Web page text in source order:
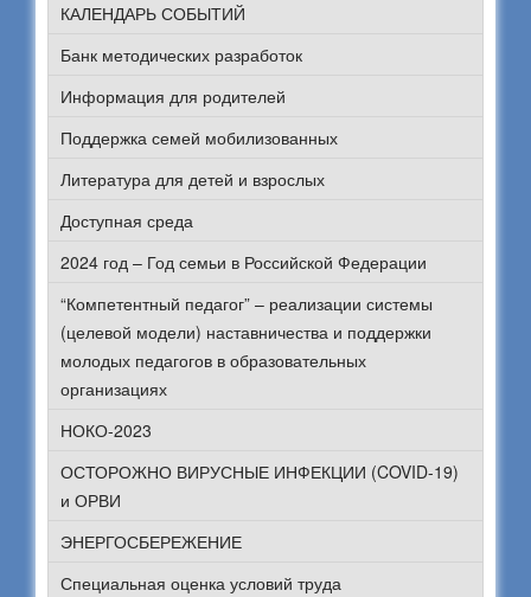
КАЛЕНДАРЬ СОБЫТИЙ
Банк методических разработок
Информация для родителей
Поддержка семей мобилизованных
Литература для детей и взрослых
Доступная среда
2024 год – Год семьи в Российской Федерации
“Компетентный педагог” – реализации системы
(целевой модели) наставничества и поддержки
молодых педагогов в образовательных
организациях
НОКО-2023
ОСТОРОЖНО ВИРУСНЫЕ ИНФЕКЦИИ (COVID-19)
и ОРВИ
ЭНЕРГОСБЕРЕЖЕНИЕ
Специальная оценка условий труда